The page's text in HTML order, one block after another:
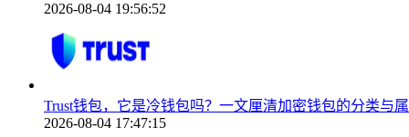
2026-08-04 19:56:52
Trust钱包，它是冷钱包吗？一文厘清加密钱包的分类与
2026-08-04 17:47:15